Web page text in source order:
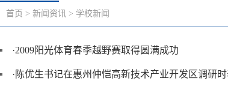
首页 > 新闻资讯 > 学校新闻
·2009阳光体育春季越野赛取得圆满成功
· 陈优生书记在惠州仲恺高新技术产业开发区调研